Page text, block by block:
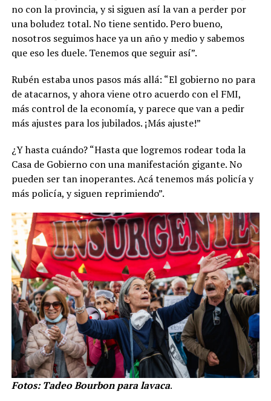
no con la provincia, y si siguen así la van a perder por
una boludez total. No tiene sentido. Pero bueno,
nosotros seguimos hace ya un año y medio y sabemos
que eso les duele. Tenemos que seguir así”.
Rubén estaba unos pasos más allá: “El gobierno no para
de atacarnos, y ahora viene otro acuerdo con el FMI,
más control de la economía, y parece que van a pedir
más ajustes para los jubilados. ¡Más ajuste!”
¿Y hasta cuándo? “Hasta que logremos rodear toda la
Casa de Gobierno con una manifestación gigante. No
pueden ser tan inoperantes. Acá tenemos más policía y
más policía, y siguen reprimiendo”.
Fotos: Tadeo Bourbon para lavaca.